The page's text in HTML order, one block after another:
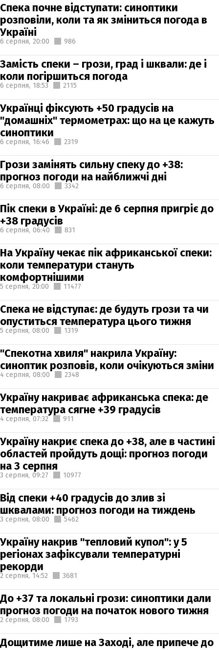
Спека почне відступати: синоптики
розповіли, коли та як зміниться погода в
Україні
6 серпня, 20:00 986
Замість спеки – грози, град і шквали: де і
коли погіршиться погода
6 серпня, 18:53 2115
Українці фіксують +50 градусів на
"домашніх" термометрах: що на це кажуть
синоптики
6 серпня, 16:46 2319
Грози замінять сильну спеку до +38:
прогноз погоди на найближчі дні
6 серпня, 08:00 3342
Пік спеки в Україні: де 6 серпня пригріє до
+38 градусів
6 серпня, 06:40 831
На Україну чекає пік африканської спеки:
коли температури стануть
комфортнішими
5 серпня, 20:00 11477
Спека не відступає: де будуть грози та чи
опуститься температура цього тижня
5 серпня, 08:00 1319
"Спекотна хвиля" накрила Україну:
синоптик розповів, коли очікуються зміни
4 серпня, 08:00 2348
Україну накриває африканська спека: де
температура сягне +39 градусів
4 серпня, 07:32 911
Україну накриє спека до +38, але в частині
областей пройдуть дощі: прогноз погоди
на 3 серпня
3 серпня, 09:27 10977
Від спеки +40 градусів до злив зі
шквалами: прогноз погоди на тиждень
3 серпня, 08:00 5462
Україну накрив "тепловий купол": у 5
регіонах зафіксували температурні
рекорди
2 серпня, 14:52 3681
До +37 та локальні грози: синоптики дали
прогноз погоди на початок нового тижня
2 серпня, 08:00 1793
Дощитиме лише на Заході, але припече до